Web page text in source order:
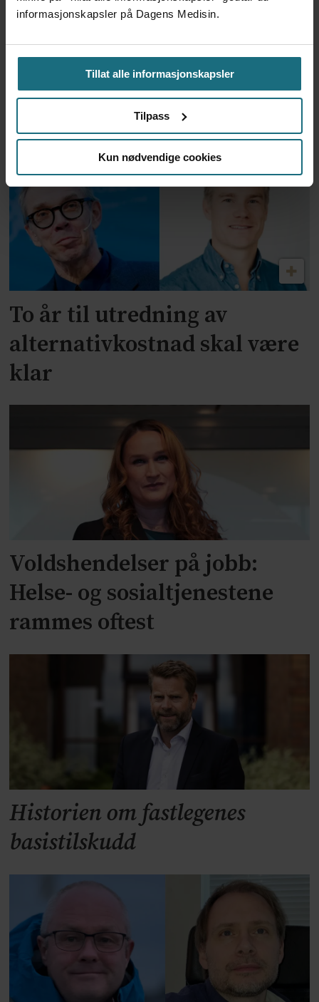
informasjonskapsler på Dagens Medisin.
Tillat alle informasjonskapsler
Tilpass
Kun nødvendige cookies
Feilmedisinert i 18 år – får
millionerstatning
To år til utredning av
alternativkostnad skal være
klar
Voldshendelser på jobb:
Helse- og sosialtjenestene
rammes oftest
Historien om fastlegenes
basistilskudd